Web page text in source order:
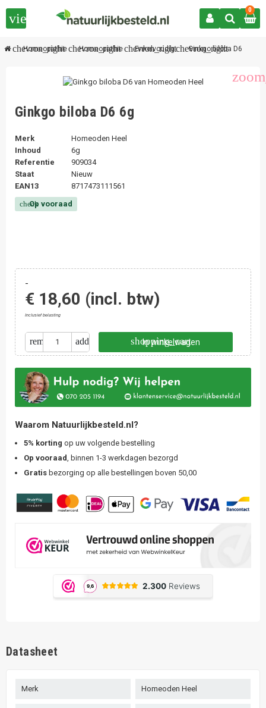
view_headline
0
chevron_right
Homeopathiechevron_right
Homeopathiechevron_right
Enkelvoudigchevron_right
Ginkgo biloba D6
Ginkgo biloba D6 6g
Merk
Homeoden Heel
Inhoud
6g
Referentie
909034
Staat
Nieuw
EAN13
8717473111561
check
Op vooraad
-
€ 18,60 (incl. btw)
Inclusief belasting
remove add shopping_cart
In winkelwagen
Waarom Natuurlijkbesteld.nl?
5% korting op uw volgende bestelling
Op vooraad
, binnen 1-3 werkdagen bezorgd
Gratis bezorging op alle bestellingen boven 50,00
Datasheet
Merk Homeoden Heel